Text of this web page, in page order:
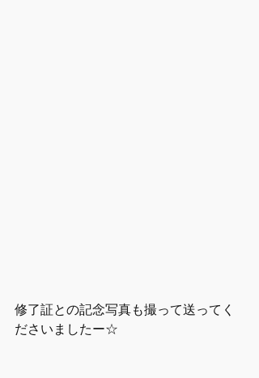
修了証との記念写真も撮って送ってく
ださいましたー☆